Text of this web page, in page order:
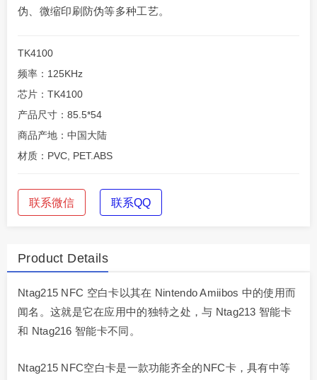
伪、微缩印刷防伪等多种工艺。
TK4100
频率：125KHz
芯片：TK4100
产品尺寸：85.5*54
商品产地：中国大陆
材质：PVC, PET.ABS
联系微信 联系QQ
Product Details
Ntag215 NFC 空白卡以其在 Nintendo Amiibos 中的使用而
闻名。这就是它在应用中的独特之处，与 Ntag213 智能卡
和 Ntag216 智能卡不同。
Ntag215 NFC空白卡是一款功能齐全的NFC卡，具有中等